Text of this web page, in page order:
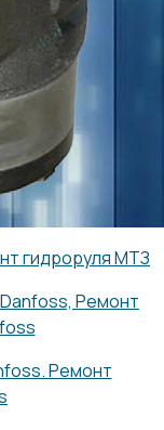
гидроруля МТЗ
Ремонт
Ремонт